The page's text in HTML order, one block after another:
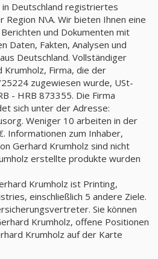
Deutschland registriertes
Region N\A. Wir bieten Ihnen eine
und Dokumenten mit
Daten, Fakten, Analysen und
Deutschland. Vollständiger
Krumholz, Firma, die der
zugewiesen wurde, USt-
- HRB 873355. Die Firma
sich unter der Adresse:
Weniger 10 arbeiten in der
Informationen zum Inhaber,
Gerhard Krumholz sind nicht
erstellte produkte wurden
Krumholz ist Printing,
einschließlich 5 andere Ziele.
Sie können
Krumholz, offene Positionen
Krumholz auf der Karte